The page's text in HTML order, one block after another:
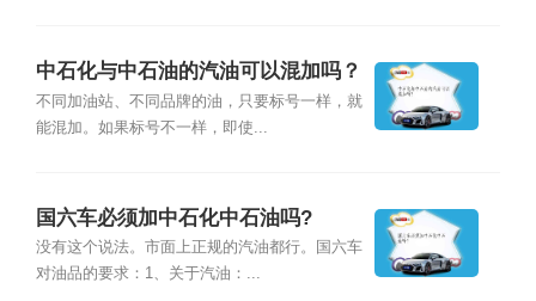
中石化与中石油的汽油可以混加吗？
不同加油站、不同品牌的油，只要标号一样，就
能混加。如果标号不一样，即使...
国六车必须加中石化中石油吗?
没有这个说法。市面上正规的汽油都行。国六车
对油品的要求：1、关于汽油：...